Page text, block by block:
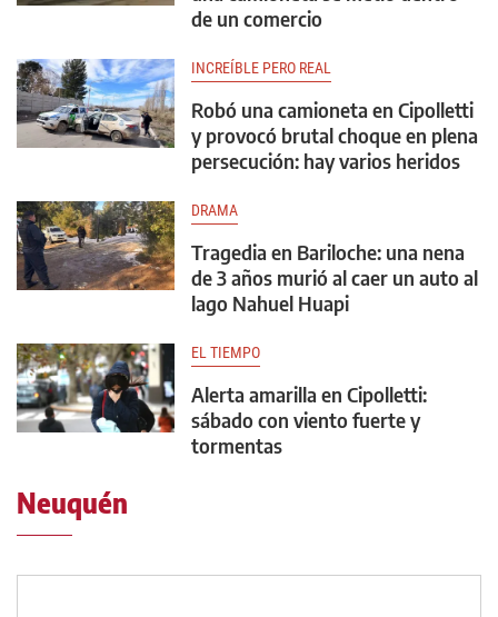
de un comercio
INCREÍBLE PERO REAL
Robó una camioneta en Cipolletti
y provocó brutal choque en plena
persecución: hay varios heridos
DRAMA
Tragedia en Bariloche: una nena
de 3 años murió al caer un auto al
lago Nahuel Huapi
EL TIEMPO
Alerta amarilla en Cipolletti:
sábado con viento fuerte y
tormentas
Neuquén